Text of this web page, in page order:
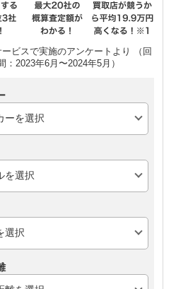
ビスで実施のアンケートより （回
：2023年6月〜2024年5月）